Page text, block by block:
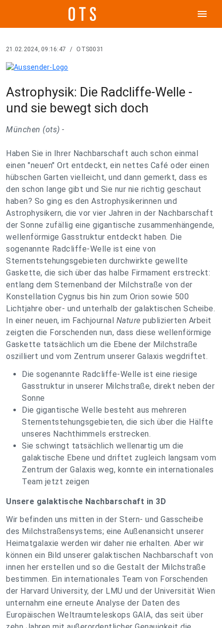
menu
21.02.2024, 09:16:47 / OTS0031
Astrophysik: Die Radcliffe-Welle -
und sie bewegt sich doch
München (ots) -
Haben Sie in Ihrer Nachbarschaft auch schon einmal
einen "neuen" Ort entdeckt, ein nettes Café oder einen
hübschen Garten vielleicht, und dann gemerkt, dass es
den schon lange gibt und Sie nur nie richtig geschaut
haben? So ging es den Astrophysikerinnen und
Astrophysikern, die vor vier Jahren in der Nachbarschaft
der Sonne zufällig eine gigantische zusammenhängende,
wellenförmige Gasstruktur entdeckt haben. Die
sogenannte Radcliffe-Welle ist eine von
Sternentstehungsgebieten durchwirkte gewellte
Gaskette, die sich über das halbe Firmament erstreckt:
entlang dem Sternenband der Milchstraße von der
Konstellation Cygnus bis hin zum Orion sowie 500
Lichtjahre ober- und unterhalb der galaktischen Scheibe.
In einer neuen, im Fachjournal Nature publizierten Arbeit
zeigten die Forschenden nun, dass diese wellenförmige
Gaskette tatsächlich um die Ebene der Milchstraße
oszilliert und vom Zentrum unserer Galaxis wegdriftet.
Die sogenannte Radcliffe-Welle ist eine riesige
Gasstruktur in unserer Milchstraße, direkt neben der
Sonne
Die gigantische Welle besteht aus mehreren
Sternentstehungsgebieten, die sich über die Hälfte
unseres Nachthimmels erstrecken.
Sie schwingt tatsächlich wellenartig um die
galaktische Ebene und driftet zugleich langsam vom
Zentrum der Galaxis weg, konnte ein internationales
Team jetzt zeigen
Unsere galaktische Nachbarschaft in 3D
Wir befinden uns mitten in der Stern- und Gasscheibe
des Milchstraßensystems; eine Außenansicht unserer
Heimatgalaxie werden wir daher nie erhalten. Aber wir
können ein Bild unserer galaktischen Nachbarschaft von
innen her erstellen und so die Gestalt der Milchstraße
bestimmen. Ein internationales Team von Forschenden
der Harvard University, der LMU und der Universität Wien
unternahm eine erneute Analyse der Daten des
Europäischen Weltraumteleskops GAIA, das seit über